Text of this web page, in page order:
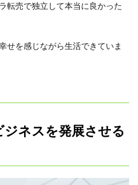
転売で独立して本当に良かった
せを感じながら生活できていま
ネスを発展させる